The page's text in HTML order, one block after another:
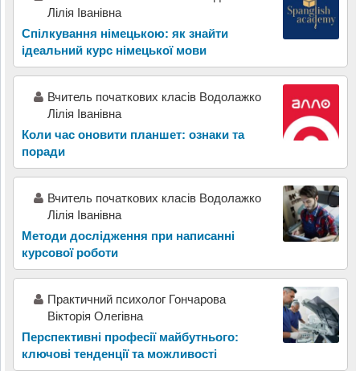
Лілія Іванівна
Спілкування німецькою: як знайти
ідеальний курс німецької мови
Вчитель початкових класів Водолажко
Лілія Іванівна
Коли час оновити планшет: ознаки та
поради
Вчитель початкових класів Водолажко
Лілія Іванівна
Методи дослідження при написанні
курсової роботи
Практичний психолог Гончарова
Вікторія Олегівна
Перспективні професії майбутнього:
ключові тенденції та можливості